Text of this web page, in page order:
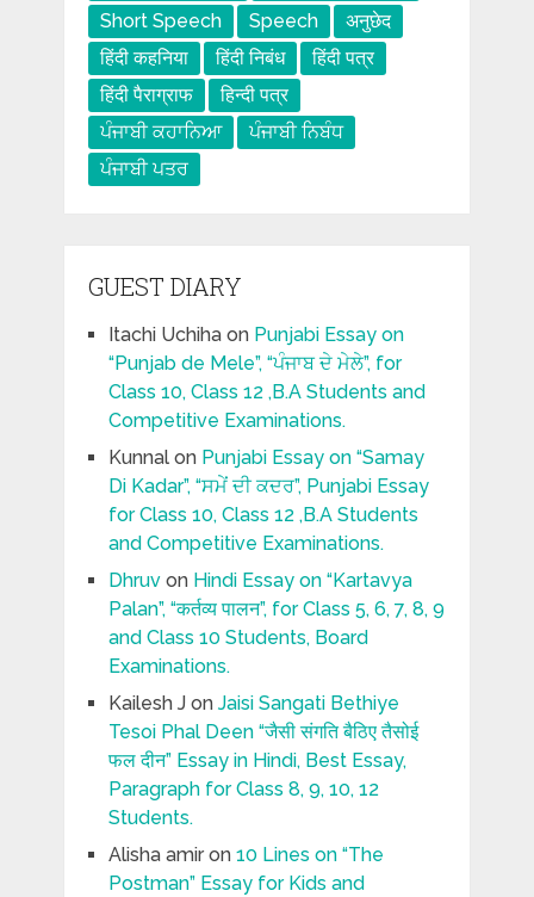
Short Speech
Speech
अनुछेद
हिंदी कहनिया
हिंदी निबंध
हिंदी पत्र
हिंदी पैराग्राफ
हिन्दी पत्र
ਪੰਜਾਬੀ ਕਹਾਨਿਆ
ਪੰਜਾਬੀ ਨਿਬੰਧ
ਪੰਜਾਬੀ ਪਤਰ
GUEST DIARY
Itachi Uchihaon Punjabi Essay on
“Punjab de Mele”, “ਪੰਜਾਬ ਦੇ ਮੇਲੇ”, for
Class 10, Class 12 ,B.A Students and
Competitive Examinations.
Kunnalon Punjabi Essay on “Samay
Di Kadar”, “ਸਮੇਂ ਦੀ ਕਦਰ”, Punjabi Essay
for Class 10, Class 12 ,B.A Students
and Competitive Examinations.
Dhruvon Hindi Essay on “Kartavya
Palan”, “कर्तव्य पालन”, for Class 5, 6, 7, 8, 9
and Class 10 Students, Board
Examinations.
Kailesh Jon Jaisi Sangati Bethiye
Tesoi Phal Deen “जैसी संगति बैठिए तैसोई
फल दीन” Essay in Hindi, Best Essay,
Paragraph for Class 8, 9, 10, 12
Students.
Alisha amiron 10 Lines on “The
Postman” Essay for Kids and